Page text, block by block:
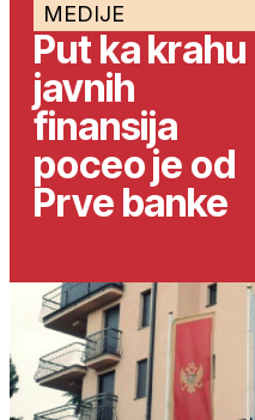
MEDIJE
Put ka krahu
javnih
finansija
poceo je od
Prve banke